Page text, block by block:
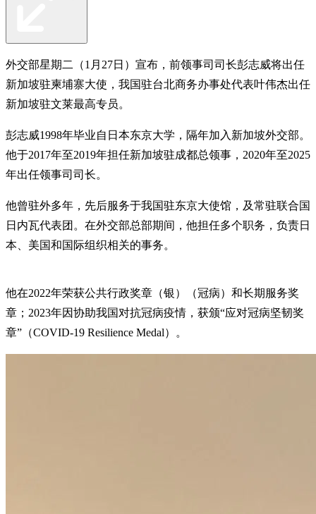
外交部星期二（1月27日）宣布，前领事司司长彭志威将出任
新加坡驻柬埔寨大使，我国驻台北商务办事处代表叶伟杰出任
新加坡驻文莱最高专员。
彭志威1998年毕业自日本东京大学，隔年加入新加坡外交部。
他于2017年至2019年担任新加坡驻成都总领事，2020年至2025
年出任领事司司长。
他曾驻外多年，先后服务于我国驻东京大使馆，及常驻联合国
日内瓦代表团。在外交部总部期间，他担任多个职务，负责日
本、美国和国际组织相关的事务。
他在2022年荣获公共行政奖章（银）（冠病）和长期服务奖
章；2023年因协助我国对抗冠病疫情，获颁“应对冠病坚韧奖
章”（COVID-19 Resilience Medal）。